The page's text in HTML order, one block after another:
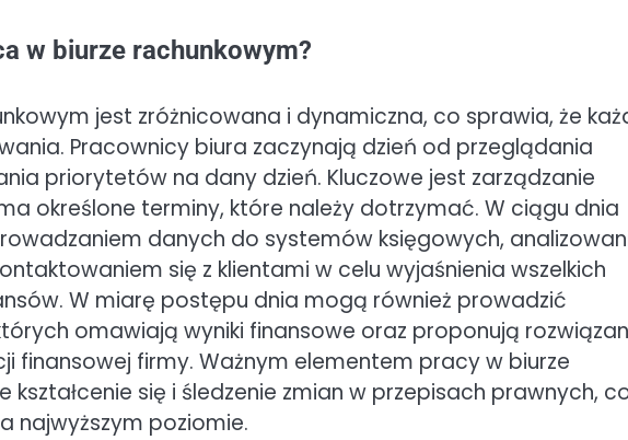
w biurze rachunkowym?
jest zróżnicowana i dynamiczna, co sprawia, że
Pracownicy biura zaczynają dzień od przeglądania
priorytetów na dany dzień. Kluczowe jest zarządzanie
określone terminy, które należy dotrzymać. W ciągu dnia
danych do systemów księgowych,
się z klientami w celu wyjaśnienia wszelkich
W miarę postępu dnia mogą również prowadzić
omawiają wyniki finansowe oraz proponują
finansowej firmy. Ważnym elementem pracy w biurze
kształcenie się i śledzenie zmian w przepisach prawnych,
najwyższym poziomie.